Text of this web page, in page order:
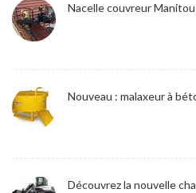
Nacelle couvreur
Nouveau : malaxeur à
Découvrez la nouvelle